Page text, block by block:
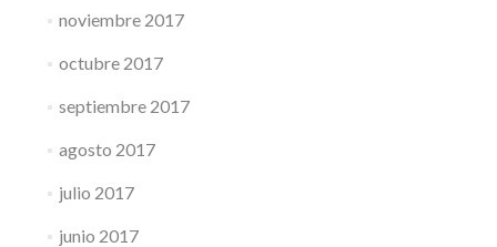
noviembre 2017
octubre 2017
septiembre 2017
agosto 2017
julio 2017
junio 2017